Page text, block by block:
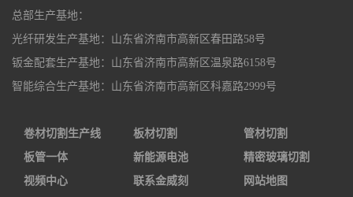
总部生产基地：
光纤研发生产基地：山东省济南市高新区春田路58号
钣金配套生产基地：山东省济南市高新区温泉路6158号
智能综合生产基地：山东省济南市高新区科嘉路2999号
卷材切割生产线 板材切割
管材切割
板管一体
新能源电池
精密玻璃切割
视频中心
联系金威刻 网站地图